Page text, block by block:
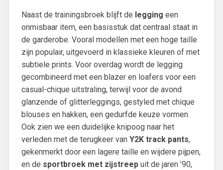
Naast de trainingsbroek blijft de legging een
onmisbaar item, een basisstuk dat centraal staat in
de garderobe. Vooral modellen met een hoge taille
zijn populair, uitgevoerd in klassieke kleuren of met
subtiele prints. Voor overdag wordt de legging
gecombineerd met een blazer en loafers voor een
casual-chique uitstraling, terwijl voor de avond
glanzende of glitterleggings, gestyled met chique
blouses en hakken, een gedurfde keuze vormen.
Ook zien we een duidelijke knipoog naar het
verleden met de terugkeer van Y2K track pants,
gekenmerkt door een lagere taille en wijdere pijpen,
en de sportbroek met zijstreepuit de jaren ’90,